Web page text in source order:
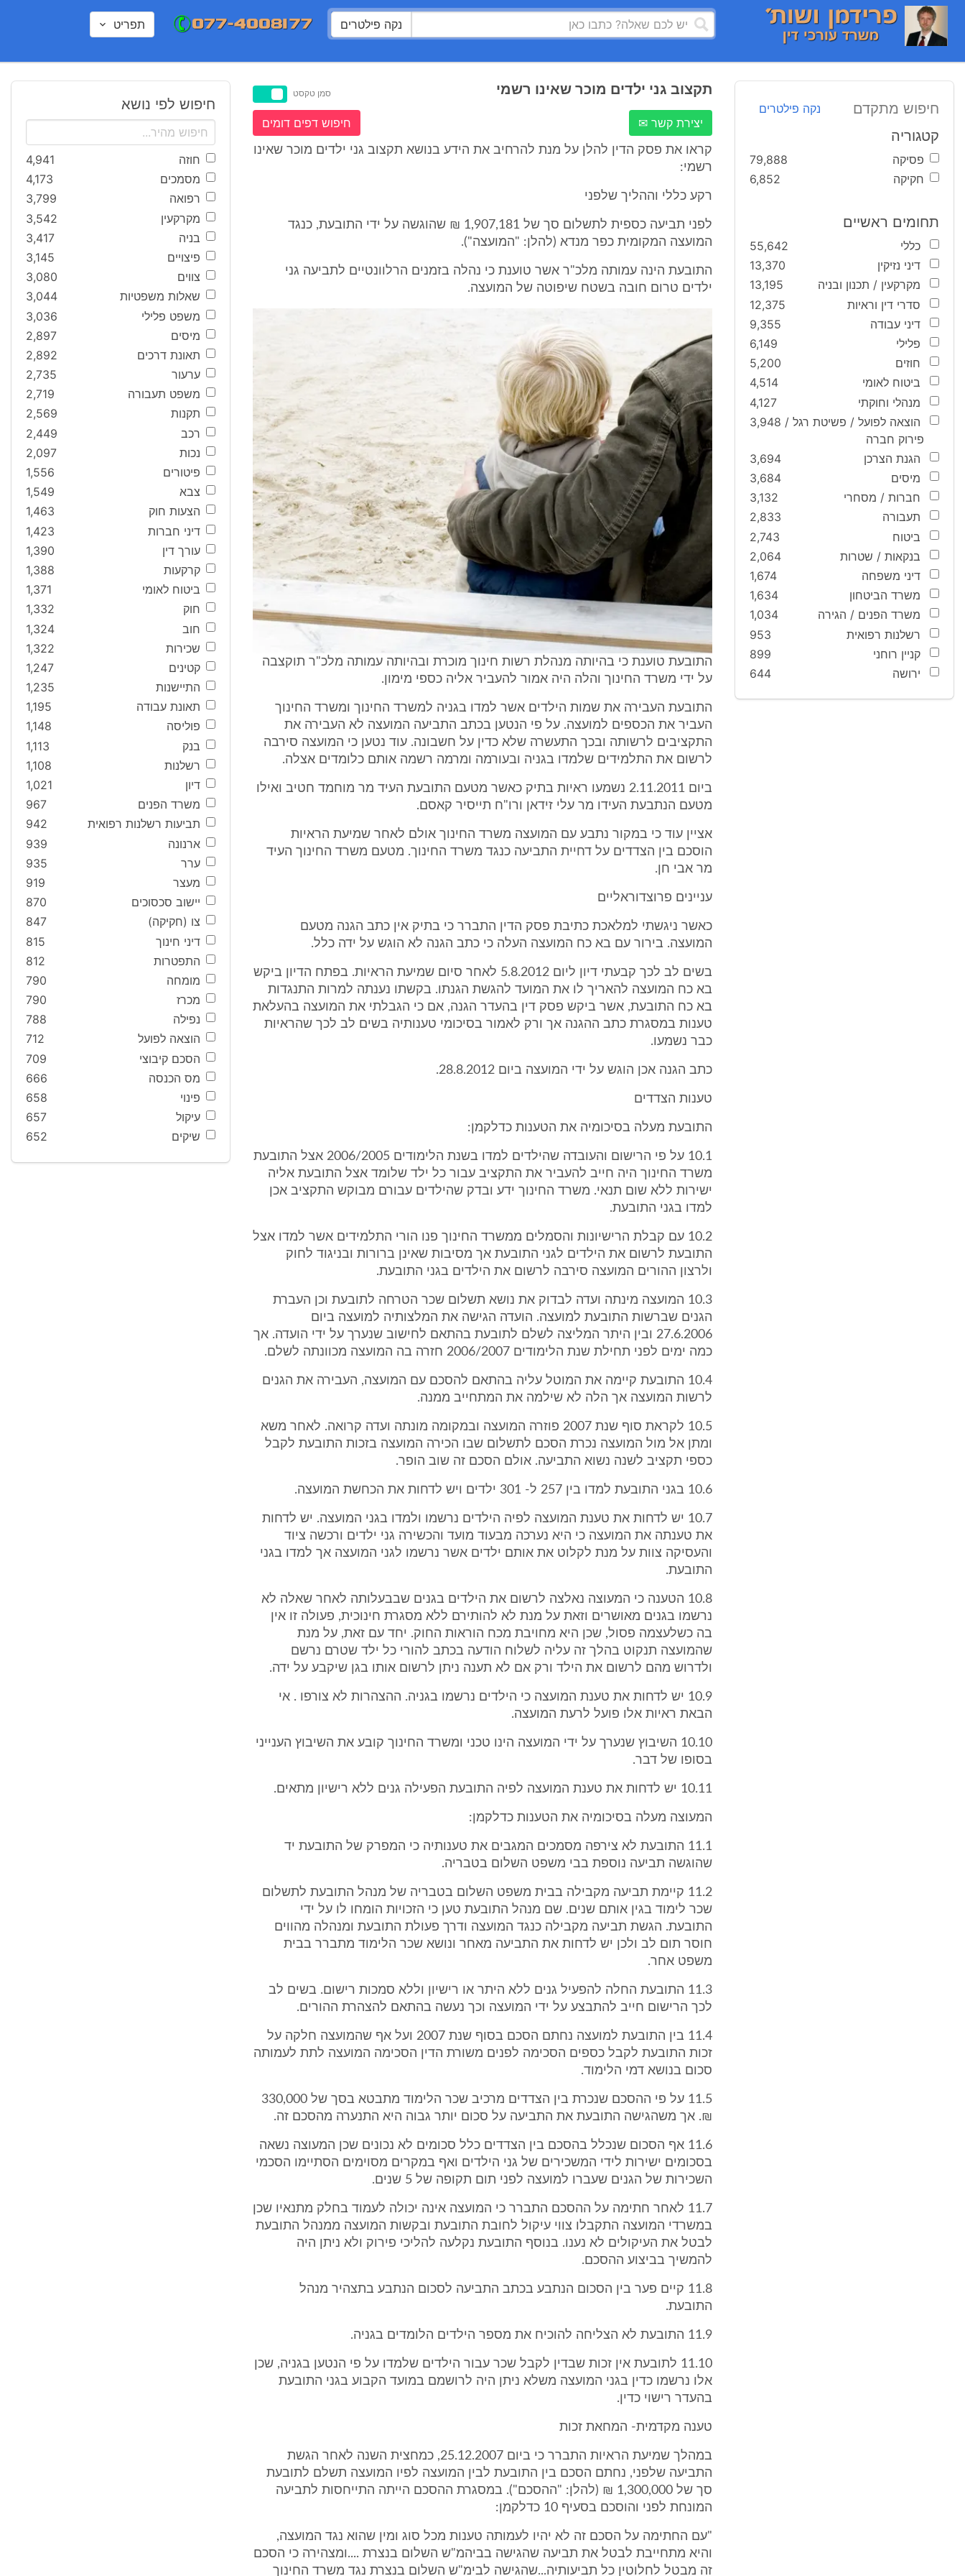
נקה פילטרים תפריט
חיפוש מתקדם נקה פילטרים
קטגוריה
פסיקה
79,888
חקיקה
6,852
תחומים ראשיים
כללי
55,642
דיני נזיקין
13,370
מקרקעין / תכנון ובניה
13,195
סדרי דין וראיות
12,375
דיני עבודה
9,355
פלילי
6,149
חוזים
5,200
ביטוח לאומי
4,514
מנהלי וחוקתי
4,127
הוצאה לפועל / פשיטת רגל /
פירוק חברה
3,948
הגנת הצרכן
3,694
מיסים
3,684
חברות / מסחרי
3,132
תעבורה
2,833
ביטוח
2,743
בנקאות / שטרות
2,064
דיני משפחה
1,674
משרד הביטחון
1,634
משרד הפנים / הגירה
1,034
רשלנות רפואית
953
קניין רוחני
899
ירושה
644
תקצוב גני ילדים מוכר שאינו רשמי סמן טקסט
יצירת קשר ✉ חיפוש דפים דומים
קראו את פסק הדין להלן על מנת להרחיב את הידע בנושא תקצוב גני ילדים מוכר שאינו
רשמי:
רקע כללי וההליך שלפני
לפני תביעה כספית לתשלום סך של 1,907,181 ₪ שהוגשה על ידי התובעת, כנגד
המועצה המקומית כפר מנדא (להלן: "המועצה").
התובעת הינה עמותה מלכ"ר אשר טוענת כי נהלה בזמנים הרלוונטיים לתביעה גני
ילדים טרום חובה בשטח שיפוטה של המועצה.
התובעת טוענת כי בהיותה מנהלת רשות חינוך מוכרת ובהיותה עמותה מלכ"ר תוקצבה
על ידי משרד החינוך והלה היה אמור להעביר אליה כספי מימון.
התובעת העבירה את שמות הילדים אשר למדו בגניה למשרד החינוך ומשרד החינוך
העביר את הכספים למועצה. על פי הנטען בכתב התביעה המועצה לא העבירה את
התקציבים לרשותה ובכך התעשרה שלא כדין על חשבונה. עוד נטען כי המועצה סירבה
לרשום את התלמידים שלמדו בגניה ובעורמה ומרמה רשמה אותם כלומדים אצלה.
ביום 2.11.2011 נשמעו ראיות בתיק כאשר מטעם התובעת העיד מר מוחמד חטיב ואילו
מטעם הנתבעת העידו מר עלי זידאן ורו"ח תייסיר קאסם.
אציין עוד כי במקור נתבע עם המועצה משרד החינוך אולם לאחר שמיעת הראיות
הוסכם בין הצדדים על דחיית התביעה כנגד משרד החינוך. מטעם משרד החינוך העיד
מר אבי חן.
עניינים פרוצדוראליים
כאשר ניגשתי למלאכת כתיבת פסק הדין התברר כי בתיק אין כתב הגנה מטעם
המועצה. בירור עם בא כח המועצה העלה כי כתב הגנה לא הוגש על ידה כלל.
בשים לב לכך קבעתי דיון ליום 5.8.2012 לאחר סיום שמיעת הראיות. בפתח הדיון ביקש
בא כח המועצה להאריך לו את המועד להגשת הגנתו. בקשתו נענתה למרות התנגדות
בא כח התובעת, אשר ביקש פסק דין בהעדר הגנה, אם כי הגבלתי את המועצה בהעלאת
טענות במסגרת כתב ההגנה אך ורק לאמור בסיכומי טענותיה בשים לב לכך שהראיות
כבר נשמעו.
כתב הגנה אכן הוגש על ידי המועצה ביום 28.8.2012.
טענות הצדדים
התובעת מעלה בסיכומיה את הטענות כדלקמן:
10.1 על פי הרישום והעובדה שהילדים למדו בשנת הלימודים 2006/2005 אצל התובעת
משרד החינוך היה חייב להעביר את התקציב עבור כל ילד שלומד אצל התובעת אליה
ישירות ללא שום תנאי. משרד החינוך ידע ובדק שהילדים עבורם מבוקש התקציב אכן
למדו בגני התובעת.
10.2 עם קבלת הרישיונות והסמלים ממשרד החינוך פנו הורי התלמידים אשר למדו אצל
התובעת לרשום את הילדים לגני התובעת אך מסיבות שאינן ברורות ובניגוד לחוק
ולרצון ההורים המועצה סירבה לרשום את הילדים בגני התובעת.
10.3 המועצה מינתה ועדה לבדוק את נושא תשלום שכר הטרחה לתובעת וכן העברת
הגנים שברשות התובעת למועצה. הועדה הגישה את המלצותיה למועצה ביום
27.6.2006 ובין היתר המליצה לשלם לתובעת בהתאם לחישוב שנערך על ידי הועדה. אך
כמה ימים לפני תחילת שנת הלימודים 2006/2007 חזרה בה המועצה מכוונתה לשלם.
10.4 התובעת קיימה את המוטל עליה בהתאם להסכם עם המועצה, העבירה את הגנים
לרשות המועצה אך הלה לא שילמה את המתחייב ממנה.
10.5 לקראת סוף שנת 2007 פוזרה המועצה ובמקומה מונתה ועדה קרואה. לאחר משא
ומתן אל מול המועצה נכרת הסכם לתשלום שבו הכירה המועצה בזכות התובעת לקבל
כספי תקציב לשנה נשוא התביעה. אולם הסכם זה שוב הופר.
10.6 בגני התובעת למדו בין 257 ל- 301 ילדים ויש לדחות את הכחשת המועצה.
10.7 יש לדחות את טענת המועצה לפיה הילדים נרשמו ולמדו בגני המועצה. יש לדחות
את טענתה את המועצה כי היא נערכה מבעוד מועד והכשירה גני ילדים ורכשה ציוד
והעסיקה צוות על מנת לקלוט את אותם ילדים אשר נרשמו לגני המועצה אך למדו בגני
התובעת.
10.8 הטענה כי המעוצה נאלצה לרשום את הילדים בגנים שבבעלותה לאחר שאלה לא
נרשמו בגנים מאושרים וזאת על מנת לא להותירם ללא מסגרת חינוכית, פעולה זו אין
בה כשלעצמה פסול, שכן היא מחויבת מכח הוראות החוק. יחד עם זאת, על מנת
שהמועצה תנקוט בהלך זה עליה לשלוח הודעה בכתב להורי כל ילד שטרם נרשם
ולדרוש מהם לרשום את הילד ורק אם לא תענה ניתן לרשום אותו בגן שיקבע על ידה.
10.9 יש לדחות את טענת המועצה כי הילדים נרשמו בגניה. ההצהרות לא צורפו . אי
הבאת ראיות אלו פועל לרעת המועצה.
10.10 השיבוץ שנערך על ידי המועצה הינו טכני ומשרד החינוך קובע את השיבוץ הענייני
בסופו של דבר.
10.11 יש לדחות את טענת המועצה לפיה התובעת הפעילה גנים ללא רישיון מתאים.
המעוצה מעלה בסיכומיה את הטענות כדלקמן:
11.1 התובעת לא צירפה מסמכים המגבים את טענותיה כי המפרק של התובעת יד
שהוגשה תביעה נוספת בבי משפט השלום בטבריה.
11.2 קיימת תביעה מקבילה בבית משפט השלום בטבריה של מנהל התובעת לתשלום
שכר לימוד בגין אותם שנים. שם מנהל התובעת טען כי הזכויות הומחו לו על ידי
התובעת. הגשת תביעה מקבילה כנגד המועצה ודרך פעולת התובעת ומנהלה מהווים
חוסר תום לב ולכן יש לדחות את התביעה מאחר ונושא שכר הלימוד מתברר בבית
משפט אחר.
11.3 התובעת החלה להפעיל גנים ללא היתר או רישיון וללא סמכות רישום. בשים לב
לכך הרישום חייב להתבצע על ידי המועצה וכך נעשה בהתאם להצהרת ההורים.
11.4 בין התובעת למועצה נחתם הסכם בסוף שנת 2007 ועל אף שהמועצה חלקה על
זכות התובעת לקבל כספים הסכימה לפנים משורת הדין הסכימה המועצה לתת לעמותה
סכום בנושא דמי הלימוד.
11.5 על פי ההסכם שנכרת בין הצדדים מרכיב שכר הלימוד מתבטא בסך של 330,000
₪. אך משהגישה התובעת את התביעה על סכום יותר גבוה היא התנערה מהסכם זה.
11.6 אף הסכום שנכלל בהסכם בין הצדדים כלל סכומים לא נכונים שכן המעוצה נשאה
בסכומים ישירות לידי המשכירים של גני הילדים ואף במקרים מסוימים הסתיימו הסכמי
השכירות של הגנים שעברו למועצה לפני תום תקופה של 5 שנים.
11.7 לאחר חתימה על ההסכם התברר כי המועצה אינה יכולה לעמוד בחלק מתנאיו שכן
במשרדי המועצה התקבלו צווי עיקול לחובת התובעת ובקשות המועצה ממנהל התובעת
לבטל את העיקולים לא נענו. בנוסף התובעת נקלעה להליכי פירוק ולא ניתן היה
להמשיך בביצוע ההסכם.
11.8 קיים פער בין הסכום הנתבע בכתב התביעה לסכום הנתבע בתצהיר מנהל
התובעת.
11.9 התובעת לא הצליחה להוכיח את מספר הילדים הלומדים בגניה.
11.10 לתובעת אין זכות שבדין לקבל שכר עבור הילדים שלמדו על פי הנטען בגניה, שכן
אלו נרשמו כדין בגני המועצה משלא ניתן היה לרושמם במועד הקבוע בגני התובעת
בהעדר רישוי כדין.
טענה מקדמית- המחאת זכות
במהלך שמיעת הראיות התברר כי ביום 25.12.2007, כמחצית השנה לאחר הגשת
התביעה שלפני, נחתם הסכם בין התובעת לבין המועצה לפיו המועצה תשלם לתובעת
סך של 1,300,000 ₪ (להלן: "ההסכם"). במסגרת ההסכם הייתה התייחסות לתביעה
המונחת לפני והוסכם בסעיף 10 כדלקמן:
"עם החתימה על הסכם זה לא יהיו לעמותה טענות מכל סוג ומין שהוא נגד המועצה,
והיא מתחייבת לבטל את תביעה שהגישה בביהמ"ש השלום בנצרת ....ומצהירה כי הסכם
זה מבטל לחלוטין כל תביעותיה...שהגישה לבימ"ש השלום בנצרת נגד משרד החינוך
חיפוש לפי נושא
חוזה
4,941
מסמכים
4,173
רפואה
3,799
מקרקעין
3,542
בניה
3,417
פיצויים
3,145
צווים
3,080
שאלות משפטיות
3,044
משפט פלילי
3,036
מיסים
2,897
תאונת דרכים
2,892
ערעור
2,735
משפט תעבורה
2,719
תקנות
2,569
רכב
2,449
נכות
2,097
פיטורים
1,556
צבא
1,549
הצעות חוק
1,463
דיני חברות
1,423
עורך דין
1,390
קרקעות
1,388
ביטוח לאומי
1,371
חוק
1,332
חוב
1,324
שכירות
1,322
קטינים
1,247
התיישנות
1,235
תאונת עבודה
1,195
פוליסה
1,148
בנק
1,113
רשלנות
1,108
דיון
1,021
משרד הפנים
967
תביעות רשלנות רפואית
942
ארנונה
939
ערר
935
מעצר
919
יישוב סכסוכים
870
צו (חקיקה)
847
דיני חינוך
815
התפטרות
812
מומחה
790
מכרז
790
נפילה
788
הוצאה לפועל
712
הסכם קיבוצי
709
מס הכנסה
666
פינוי
658
עיקול
657
שיקים
652